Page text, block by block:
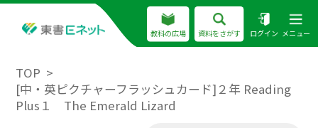
教科の広場 資料をさがす ログイン メニュー
TOP
[中・英ピクチャーフラッシュカード]２年 Reading
Plus１ The Emerald Lizard